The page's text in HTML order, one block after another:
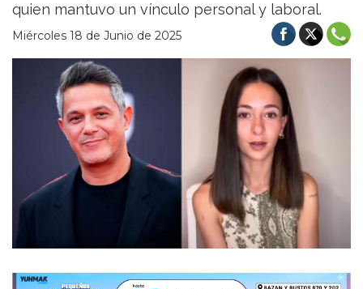
quien mantuvo un vínculo personal y laboral.
Miércoles 18 de Junio de 2025